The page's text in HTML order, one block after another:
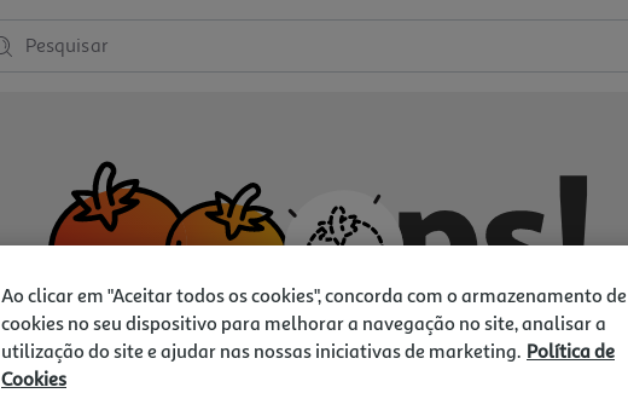
Pesquisar
Ao clicar em "Aceitar todos os cookies", concorda com o armazenamento de
cookies no seu dispositivo para melhorar a navegação no site, analisar a
utilização do site e ajudar nas nossas iniciativas de marketing. Política de
Cookies